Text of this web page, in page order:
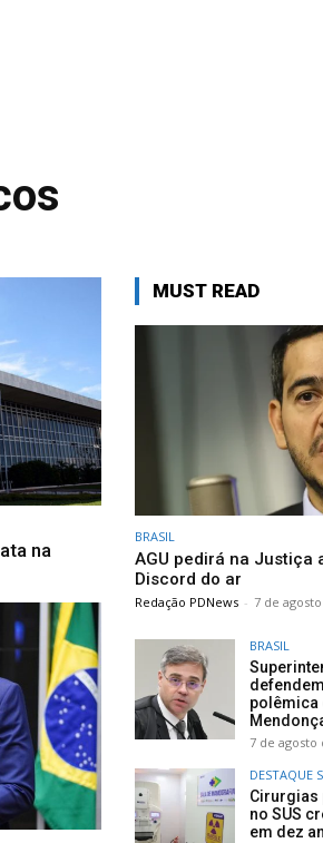
na
MUST READ
BRASIL
AGU pedirá na Justiça
Discord do ar
Redação PDNews - 7 de
BRASIL
polêmica
7 de agosto
DESTAQUE
Cirurgias
no SUS
em dez